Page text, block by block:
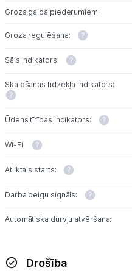
Grozs galda piederumiem:
Groza regulēšana:
Sāls indikators:
Skalošanas līdzekļa indikators:
Ūdens tīrības indikators:
Wi-Fi:
Atliktais starts:
Darba beigu signāls:
Automātiska durvju atvēršana:
Drošība